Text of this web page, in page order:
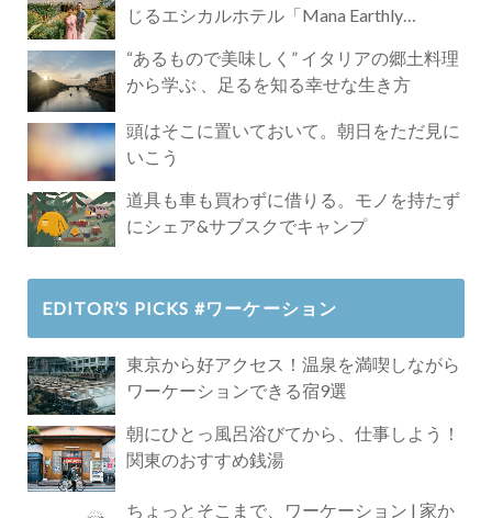
じるエシカルホテル「Mana Earthly
“あるもので美味しく” イタリアの郷土料理
から学ぶ 、足るを知る幸せな生き方
頭はそこに置いておいて。朝日をただ見に
いこう
道具も車も買わずに借りる。モノを持たず
にシェア&サブスクでキャンプ
EDITOR’S PICKS #ワーケーション
東京から好アクセス！温泉を満喫しながら
ワーケーションできる宿9選
朝にひとっ風呂浴びてから、仕事しよう！
関東のおすすめ銭湯
ちょっとそこまで、ワーケーション | 家か